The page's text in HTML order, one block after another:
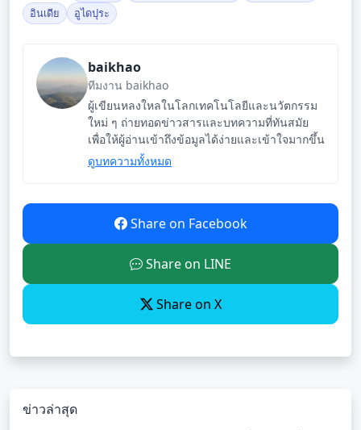
อินเดีย อูไดปุระ
baikhao
ทีมงาน baikhao
ผู้เขียนหลงใหลในโลกเทคโนโลยีและนวัตกรรม
ใหม่ ๆ ถ่ายทอดข่าวสารและบทความที่ทันสมัย
เพื่อให้ผู้อ่านเข้าถึงข้อมูลได้ง่ายและเข้าใจมากขึ้น
ดูบทความทั้งหมด
Share on Facebook
Share on LINE
Share on X
ข่าวล่าสุด